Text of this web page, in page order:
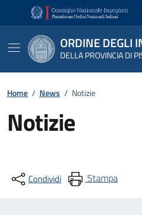
Vai ai contenuti
Vai al footer
ORDINE DEGLI
DELLA PROVINCIA DI
Home / News / Notizie
Notizie
Condividi Stampa